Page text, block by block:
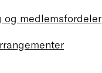
og medlemsfordeler